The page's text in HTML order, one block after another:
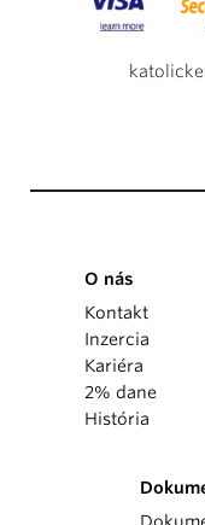
O nás
Kontakt
Inzercia
Kariéra
2% dane
História